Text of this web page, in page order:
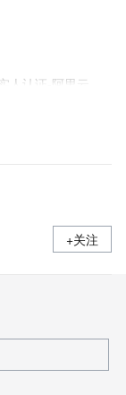
人认证-阿里云
集成
+关注